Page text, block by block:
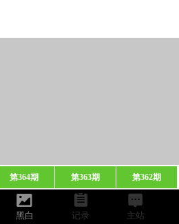
第364期 第363期 第362期
黑白 记录 主站